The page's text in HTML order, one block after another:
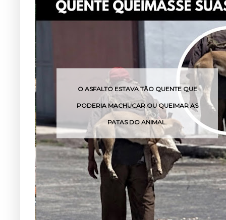
QUENTE QUE
QUEIMAR AS
O VENENO DESSA COBRA
POUCAS HORAS